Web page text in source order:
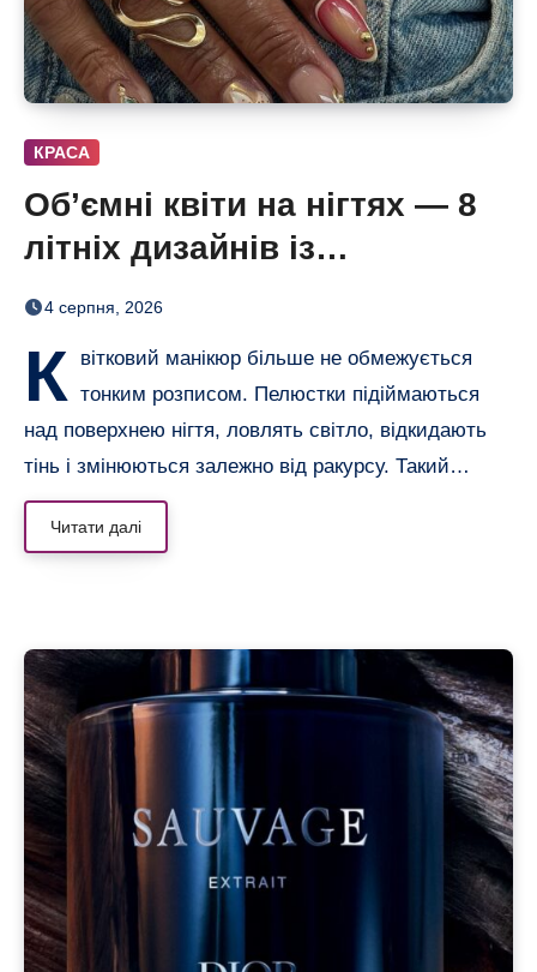
КРАСА
Об’ємні квіти на нігтях — 8
літніх дизайнів із
неймовірним 3D-ефектом
4 серпня, 2026
К
вітковий манікюр більше не обмежується
тонким розписом. Пелюстки підіймаються
над поверхнею нігтя, ловлять світло, відкидають
тінь і змінюються залежно від ракурсу. Такий…
Читати далі